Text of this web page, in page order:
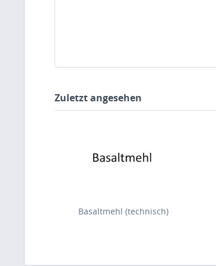
Zuletzt angesehen
Basaltmehl (technisch)